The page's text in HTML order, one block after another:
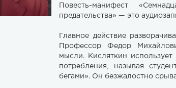
Повесть-манифест
предательства» — это
Главное действие
Профессор Федор
мысли. Кисляткин
потребления, называя
бегами». Он безжалостно